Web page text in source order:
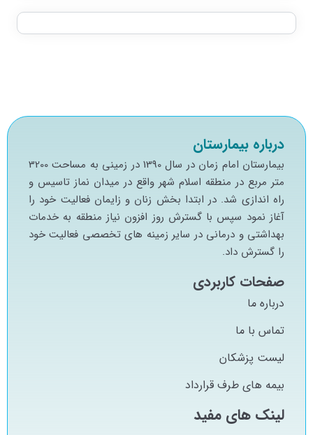
درباره بیمارستان
بيمارستان امام زمان در سال 1390 در زميني به مساحت 3200
متر مربع در منطقه اسلام شهر واقع در ميدان نماز تاسيس و
راه اندازي شد. در ابتدا بخش زنان و زايمان فعاليت خود را
آغاز نمود سپس با گسترش روز افزون نياز منطقه به خدمات
بهداشتي و درماني در ساير زمينه هاي تخصصي فعاليت خود
را گسترش داد.
صفحات کاربردی
درباره ما
تماس با ما
لیست پزشکان
بیمه های طرف قرارداد
لینک های مفید